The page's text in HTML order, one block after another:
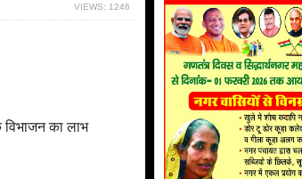
VIEWS: 1246
का लाभ